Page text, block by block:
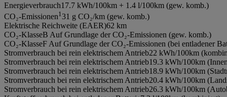
Energieverbrauch17.7 kWh/100km + 1.4 l/100km (gew. komb.)
CO₂-Emissionen1 31 g CO₂/km (gew. komb.)
Elektrische Reichweite (EAER)62 km
CO₂-KlasseB Auf Grundlage der CO₂-Emissionen (gew. komb.)
CO₂-KlasseF Auf Grundlage der CO₂-Emissionen (bei entladener
Stromverbrauch bei rein elektrischem Antrieb22 kWh/100km
Stromverbrauch bei rein elektrischem Antrieb19.3 kWh/100km
Stromverbrauch bei rein elektrischem Antrieb18.9 kWh/100km
Stromverbrauch bei rein elektrischem Antrieb20.4 kWh/100km
Stromverbrauch bei rein elektrischem Antrieb26.3 kWh/100km